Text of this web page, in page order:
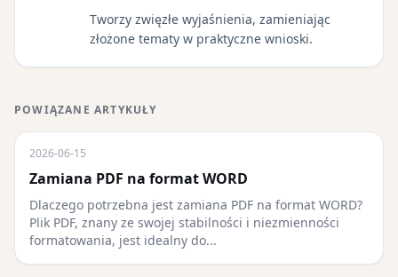
Tworzy zwięzłe wyjaśnienia, zamieniając
złożone tematy w praktyczne wnioski.
POWIĄZANE ARTYKUŁY
2026-06-15
Zamiana PDF na format WORD
Dlaczego potrzebna jest zamiana PDF na format WORD?
Plik PDF, znany ze swojej stabilności i niezmienności
formatowania, jest idealny do...